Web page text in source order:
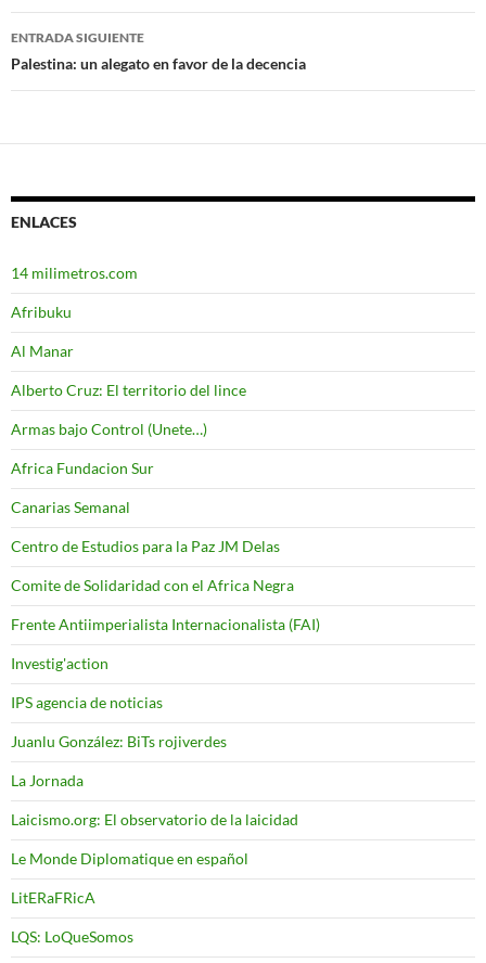
de
entradas
ENTRADA SIGUIENTE
Palestina: un alegato en favor de la decencia
ENLACES
14 milimetros.com
Afribuku
Al Manar
Alberto Cruz: El territorio del lince
Armas bajo Control (Unete…)
Africa Fundacion Sur
Canarias Semanal
Centro de Estudios para la Paz JM Delas
Comite de Solidaridad con el Africa Negra
Frente Antiimperialista Internacionalista (FAI)
Investig'action
IPS agencia de noticias
Juanlu González: BiTs rojiverdes
La Jornada
Laicismo.org: El observatorio de la laicidad
Le Monde Diplomatique en español
LitERaFRicA
LQS: LoQueSomos